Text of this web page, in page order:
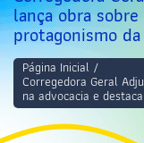
lança obra
protagonismo
Página Inicial /
Corregedora Geral
na advocacia e